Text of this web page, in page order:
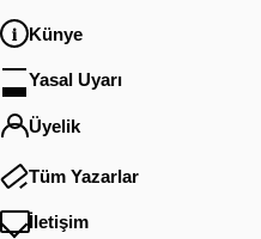
Künye
Yasal Uyarı
Üyelik
Tüm Yazarlar
İletişim